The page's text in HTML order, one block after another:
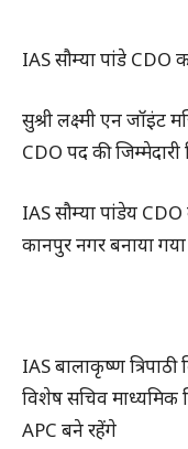
IAS सौम्या पांडे
सुश्री लक्ष्मी एन जॉइंट
CDO पद की जिम्मेदारी
IAS सौम्या पांडेय
कानपुर नगर बनाया गया
IAS बालाकृष्ण
विशेष सचिव माध्यमिक
APC बने रहेंगे